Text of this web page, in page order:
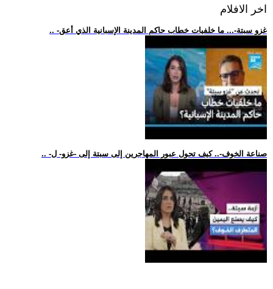
اخر الافلام
.. -غزو سبتة-... ما خلفيات خطاب حاكم المدينة الإسبانية الذي أعق
.. -صناعة الخوف-.. كيف تحول عبور المهاجرين إلى سبتة إلى -غزو- ل